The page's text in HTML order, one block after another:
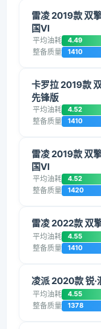
雷凌 2019款 双
国VI
平均油耗 4.49
整备质量 1410
卡罗拉 2019款
先锋版
平均油耗 4.52
整备质量 1410
雷凌 2019款 双
国VI
平均油耗 4.52
整备质量 1420
雷凌 2022款 双
平均油耗 4.55
整备质量 1410
凌派 2020款 锐·
平均油耗 4.55
整备质量 1378